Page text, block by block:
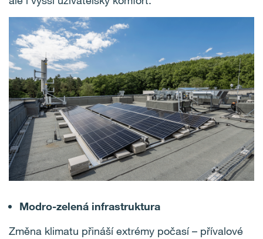
Modro-zelená infrastruktura
Změna klimatu přináší extrémy počasí – přívalové